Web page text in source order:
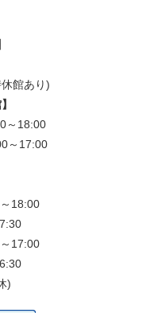
館あり)
～18:00
～17:00
～18:00
～17:00
)